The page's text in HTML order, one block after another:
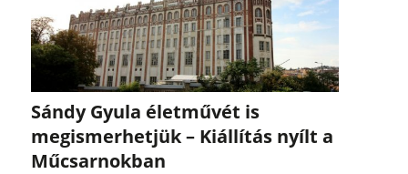
Sándy Gyula életművét is
megismerhetjük – Kiállítás nyílt a
Műcsarnokban